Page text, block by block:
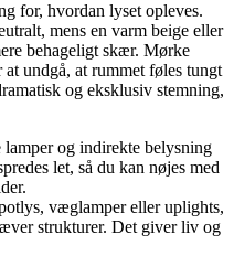
for, hvordan lyset opleves.
mens en varm beige eller
behageligt skær. Mørke
undgå, at rummet føles tungt
og eksklusiv stemning,
og indirekte belysning
let, så du kan nøjes med
væglamper eller uplights,
strukturer. Det giver liv og